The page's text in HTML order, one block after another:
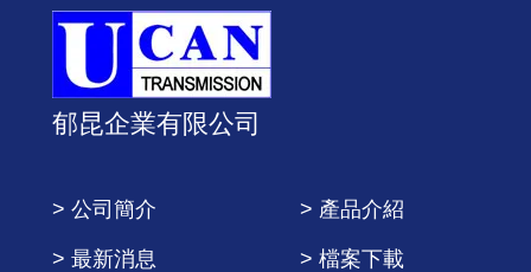
郁昆企業有限公司
> 公司簡介 > 產品介紹
> 最新消息 > 檔案下載